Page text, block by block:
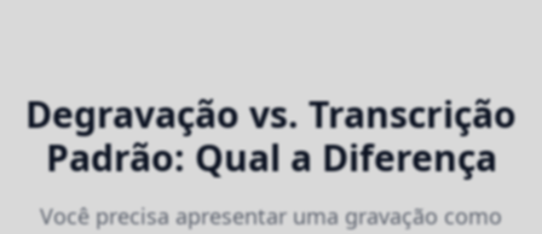
Degravação vs. Transcrição
Padrão: Qual a Diferença
Você precisa apresentar uma gravação como